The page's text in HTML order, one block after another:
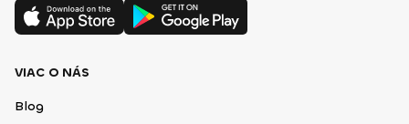
VIAC O NÁS
Blog